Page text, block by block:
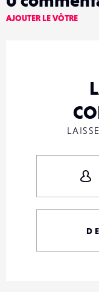
AJOUTER LE VÔTRE